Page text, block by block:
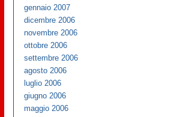
gennaio 2007
dicembre 2006
novembre 2006
ottobre 2006
settembre 2006
agosto 2006
luglio 2006
giugno 2006
maggio 2006